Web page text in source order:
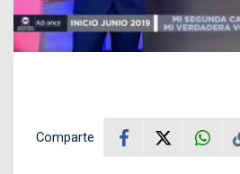
Comparte